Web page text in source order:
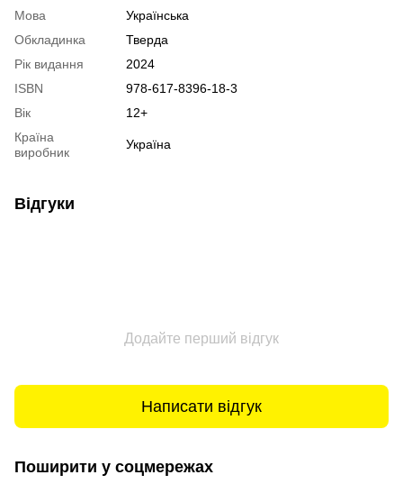
Мова
Українська
Обкладинка
Тверда
Рік видання
2024
ISBN
978-617-8396-18-3
Вік
12+
Країна
виробник
Україна
Відгуки
Додайте перший відгук
Написати відгук
Поширити у соцмережах